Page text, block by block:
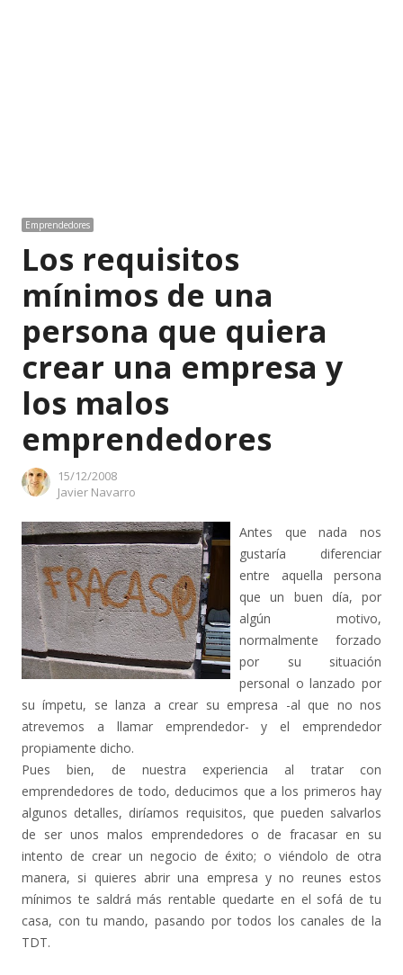
Emprendedores
Los requisitos
mínimos de una
persona que quiera
crear una empresa y
los malos
emprendedores
15/12/2008
Author
Javier Navarro
Antes que nada nos
gustaría diferenciar
entre aquella persona
que un buen día, por
algún motivo,
normalmente forzado
por su situación
personal o lanzado por
su ímpetu, se lanza a crear su empresa -al que no nos
atrevemos a llamar emprendedor- y el emprendedor
propiamente dicho.
Pues bien, de nuestra experiencia al tratar con
emprendedores de todo, deducimos que a los primeros hay
algunos detalles, diríamos requisitos, que pueden salvarlos
de ser unos malos emprendedores o de fracasar en su
intento de crear un negocio de éxito; o viéndolo de otra
manera, si quieres abrir una empresa y no reunes estos
mínimos te saldrá más rentable quedarte en el sofá de tu
casa, con tu mando, pasando por todos los canales de la
TDT.